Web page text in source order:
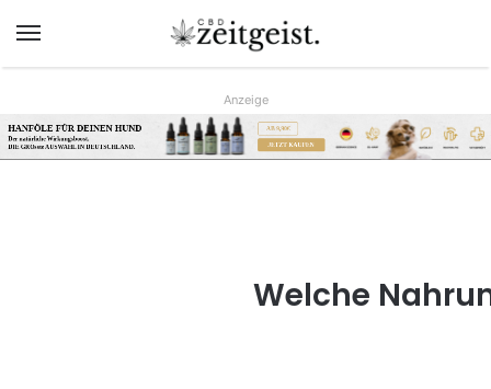
Menü
Anzeige
HANFÖLE FÜR DEINEN HUND
Der natürliche Wirkungsboost.
DIE GRÖsste AUSWAHL IN DEUTSCHLAND.
AB 9,90€
JETZT KAUFEN
www.hunreys.de
Welche